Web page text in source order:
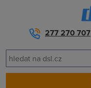
277 270 707